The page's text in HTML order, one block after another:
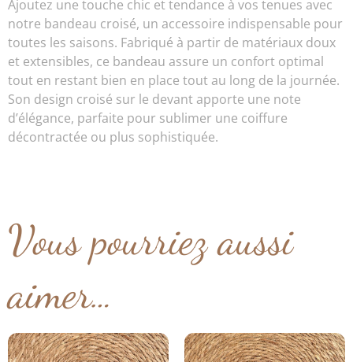
Ajoutez une touche chic et tendance à vos tenues avec
notre bandeau croisé, un accessoire indispensable pour
toutes les saisons. Fabriqué à partir de matériaux doux
et extensibles, ce bandeau assure un confort optimal
tout en restant bien en place tout au long de la journée.
Son design croisé sur le devant apporte une note
d’élégance, parfaite pour sublimer une coiffure
décontractée ou plus sophistiquée.
Vous pourriez aussi
aimer…